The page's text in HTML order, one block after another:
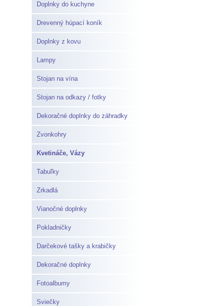
Doplnky do kuchyne
Drevenný húpací koník
Doplnky z kovu
Lampy
Stojan na vína
Stojan na odkazy / fotky
Dekoračné doplnky do záhradky
Zvonkohry
Kvetináče, Vázy
Tabuľky
Zrkadlá
Vianočné doplnky
Pokladničky
Darčekové tašky a krabičky
Dekoračné doplnky
Fotoalbumy
Sviečky